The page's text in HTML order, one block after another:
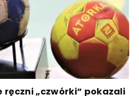
ręczni „czwórki” pokazali